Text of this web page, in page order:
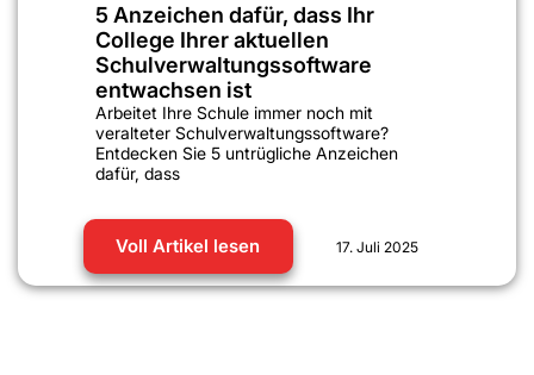
5 Anzeichen dafür, dass Ihr
College Ihrer aktuellen
Schulverwaltungssoftware
entwachsen ist
Arbeitet Ihre Schule immer noch mit
veralteter Schulverwaltungssoftware?
Entdecken Sie 5 untrügliche Anzeichen
dafür, dass
Voll Artikel lesen 17. Juli 2025